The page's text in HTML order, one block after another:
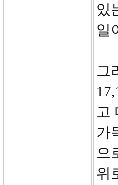
있
일
그
고
가
으
위